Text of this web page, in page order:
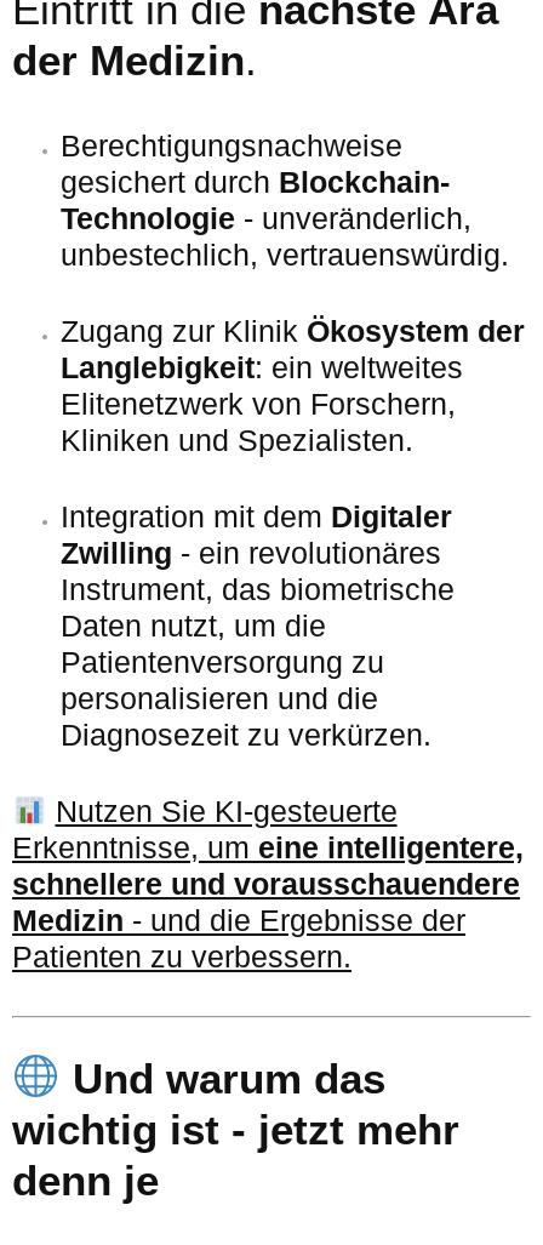
Eintritt in die nächste Ära
der Medizin.
Berechtigungsnachweise
gesichert durch Blockchain-
Technologie - unveränderlich,
unbestechlich, vertrauenswürdig.
Zugang zur Klinik Ökosystem der
Langlebigkeit: ein weltweites
Elitenetzwerk von Forschern,
Kliniken und Spezialisten.
Integration mit dem Digitaler
Zwilling - ein revolutionäres
Instrument, das biometrische
Daten nutzt, um die
Patientenversorgung zu
personalisieren und die
Diagnosezeit zu verkürzen.
Nutzen Sie KI-gesteuerte
Erkenntnisse, um eine intelligentere,
schnellere und vorausschauendere
Medizin - und die Ergebnisse der
Patienten zu verbessern.
Und warum das
wichtig ist - jetzt mehr
denn je